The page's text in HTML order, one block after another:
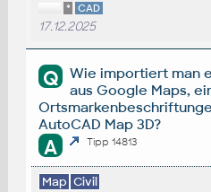
* CAD
17.12.2025
Q
Wie importiert man
aus Google Maps,
AutoCAD Map 3D?
A Tipp 14813
Map Civil